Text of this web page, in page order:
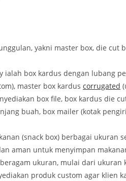
yakni master box, die cut
ialah box kardus dengan lubang
master box kardus corrugated
box file, box kardus die
buah, box mailer (kotak
(snack box) berbagai ukuran
aman untuk menyimpan
ukuran, mulai dari ukuran
produk custom agar klien